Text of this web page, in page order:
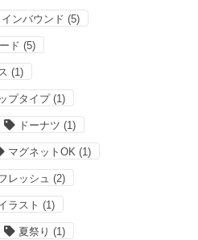
インバウンド (5)
ド (5)
(1)
プタイプ(1)
ドーナツ (1)
マグネットOK (1)
レッシュ (2)
ラスト (1)
夏祭り (1)